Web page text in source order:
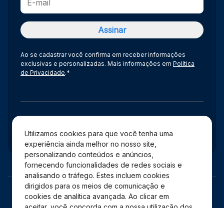
Utilizamos cookies para que você tenha uma
experiência ainda melhor no nosso site,
personalizando conteúdos e anúncios,
fornecendo funcionalidades de redes sociais e
analisando o tráfego. Estes incluem cookies
dirigidos para os meios de comunicação e
cookies de analítica avançada. Ao clicar em
Ao se cadastrar você confirma em receber informações
exclusivas e personalizadas. Mais informações em Política
de Privacidade.*
Administração